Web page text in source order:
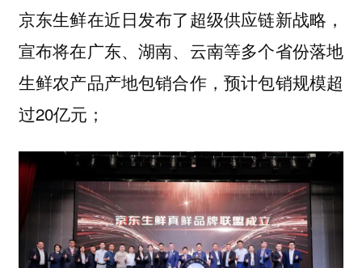
京东生鲜在近日发布了超级供应链新战略，
宣布将在广东、湖南、云南等多个省份落地
生鲜农产品产地包销合作，预计包销规模超
过20亿元；